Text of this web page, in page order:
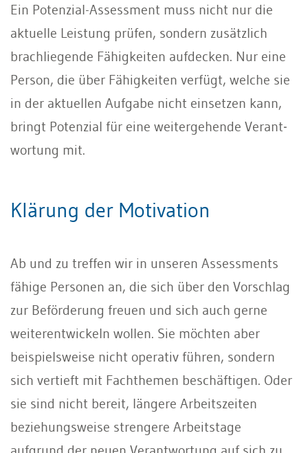
Ein Potenzial-Assessment muss nicht nur die
aktuelle Leistung prüfen, sondern zu­sätzlich
brachliegende Fähigkeiten aufde­cken. Nur eine
Person, die über Fähigkei­ten verfügt, welche sie
in der aktuellen Aufgabe nicht einsetzen kann,
bringt Potenzial für eine weitergehende Verant­
wortung mit.
Klärung der Motivation
Ab und zu treffen wir in unseren Assessments
fähige Personen an, die sich über den Vorschlag
zur Beförderung freuen und sich auch gerne
weiterentwickeln wollen. Sie möchten aber
beispielsweise nicht ope­rativ führen, sondern
sich vertieft mit Fach­themen beschäftigen. Oder
sie sind nicht bereit, längere Arbeitszeiten
beziehungs­weise strengere Arbeitstage